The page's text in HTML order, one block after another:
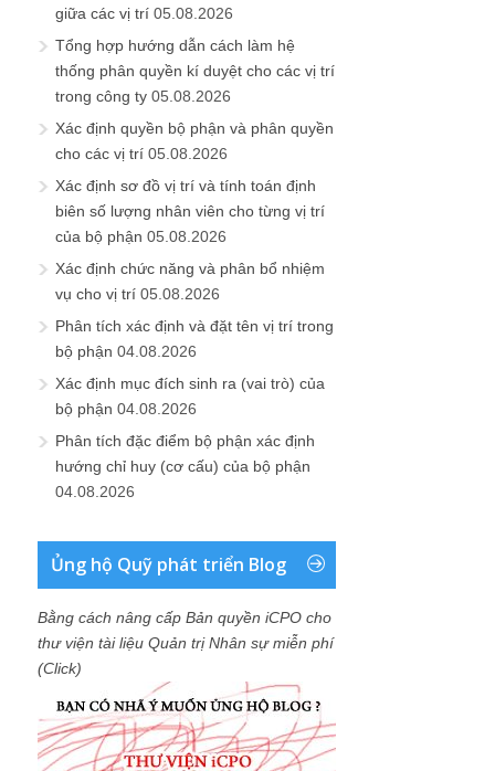
giữa các vị trí 05.08.2026
Tổng hợp hướng dẫn cách làm hệ
thống phân quyền kí duyệt cho các vị trí
trong công ty 05.08.2026
Xác định quyền bộ phận và phân quyền
cho các vị trí 05.08.2026
Xác định sơ đồ vị trí và tính toán định
biên số lượng nhân viên cho từng vị trí
của bộ phận 05.08.2026
Xác định chức năng và phân bổ nhiệm
vụ cho vị trí 05.08.2026
Phân tích xác định và đặt tên vị trí trong
bộ phận 04.08.2026
Xác định mục đích sinh ra (vai trò) của
bộ phận 04.08.2026
Phân tích đặc điểm bộ phận xác định
hướng chỉ huy (cơ cấu) của bộ phận
04.08.2026
Ủng hộ Quỹ phát triển Blog
Bằng cách nâng cấp Bản quyền iCPO cho
thư viện tài liệu Quản trị Nhân sự miễn phí
(Click)